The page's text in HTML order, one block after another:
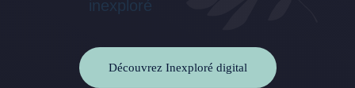
Découvrez Inexploré digital